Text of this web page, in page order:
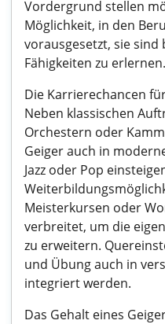
Vordergrund stellen
Möglichkeit, in den
vorausgesetzt, sie
Fähigkeiten zu erlernen.
Die Karrierechancen
Neben klassischen
Orchestern oder
Geiger auch in
Jazz oder Pop
Meisterkursen oder
verbreitet, um die
zu erweitern.
und Übung auch in
integriert werden.
Das Gehalt eines